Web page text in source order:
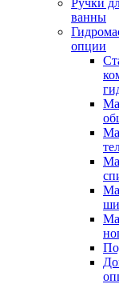
Ручки
ванны
опции